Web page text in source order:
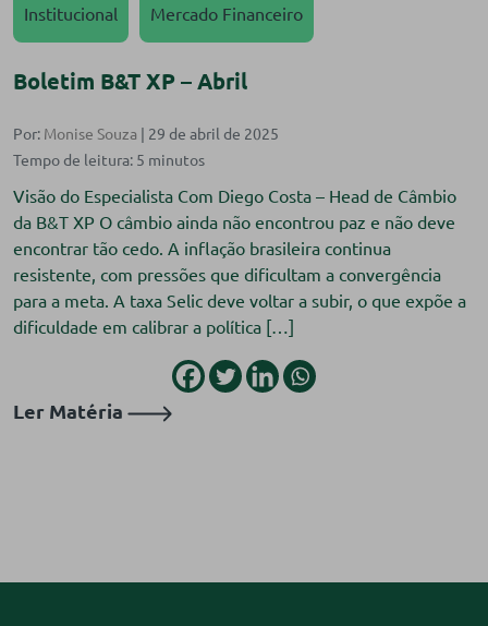
Institucional Mercado Financeiro
Boletim B&T XP – Abril
Por: Monise Souza | 29 de abril de 2025
Visão do Especialista Com Diego Costa – Head de Câmbio
da B&T XP O câmbio ainda não encontrou paz e não deve
encontrar tão cedo. A inflação brasileira continua
resistente, com pressões que dificultam a convergência
para a meta. A taxa Selic deve voltar a subir, o que expõe a
dificuldade em calibrar a política […]
Ler Matéria